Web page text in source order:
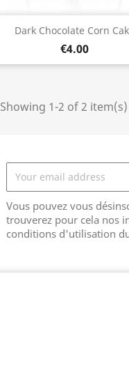
Dark Chocolate Corn
€4.00
Quick view
Showing 1-2 of 2 item(s)
Vous pouvez vous
trouverez pour cela nos
conditions d'utilisation